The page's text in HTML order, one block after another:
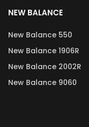
NEW BALANCE
New Balance 550
New Balance 1906R
New Balance 2002R
New Balance 9060